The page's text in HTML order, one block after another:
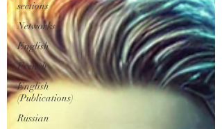
sections
Networks
English
French
English
(Publications)
Russian